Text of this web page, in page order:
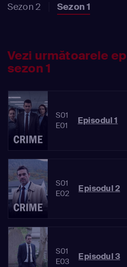
Sezon 2 Sezon 1
Vezi următoarele
sezon 1
S01
E01
Episodul 1
S01
E02
Episodul 2
S01
E03
Episodul 3